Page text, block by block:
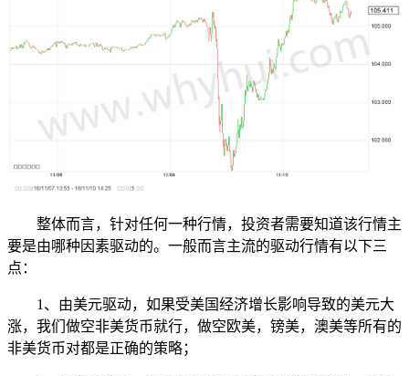
整体而言，针对任何一种行情，投资者需要知道该行情主
要是由哪种因素驱动的。一般而言主流的驱动行情有以下三
点：
1、由美元驱动，如果受美国经济增长影响导致的美元大
涨，我们做空非美货币就行，做空欧美，镑美，澳美等所有的
非美货币对都是正确的策略；